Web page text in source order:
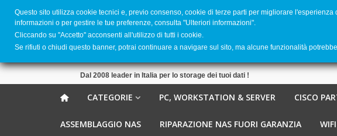
Dal 2008 leader in Italia per lo storage dei tuoi dati !
CATEGORIE PC, WORKSTATION & SERVER CISCO
ASSEMBLAGGIO NAS RIPARAZIONE NAS FUORI GARANZIA
Questo sito utilizza cookie tecnici e, previo consenso, cookie di terze parti per migliorare
informazioni o per gestire le tue preferenze, consulta "Ulteriori informazioni".
Cliccando su ''Accetto'' acconsenti all'utilizzo di tutti i cookie.
Se rifiuti o chiudi questo banner, potrai continuare a navigare sul sito, ma alcune funzionalità